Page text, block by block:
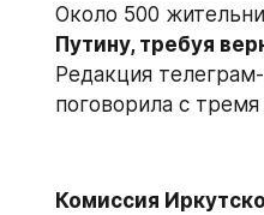
Около 500
Путину, требуя
Редакция
поговорила с
Комиссия